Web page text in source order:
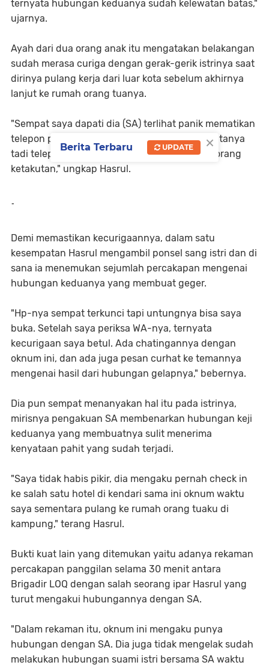
ternyata hubungan keduanya sudah kelewatan batas,"
ujarnya.
Ayah dari dua orang anak itu mengatakan belakangan
sudah merasa curiga dengan gerak-gerik istrinya saat
dirinya pulang kerja dari luar kota sebelum akhirnya
lanjut ke rumah orang tuanya.
"Sempat saya dapati dia (SA) terlihat panik mematikan
telepon pas saya masuk ke kamar. Waktu saya tanya
tadi telepon dari siapa, dia jawab tapi seperti orang
ketakutan," ungkap Hasrul.
-
Demi memastikan kecurigaannya, dalam satu
kesempatan Hasrul mengambil ponsel sang istri dan di
sana ia menemukan sejumlah percakapan mengenai
hubungan keduanya yang membuat geger.
"Hp-nya sempat terkunci tapi untungnya bisa saya
buka. Setelah saya periksa WA-nya, ternyata
kecurigaan saya betul. Ada chatingannya dengan
oknum ini, dan ada juga pesan curhat ke temannya
mengenai hasil dari hubungan gelapnya," bebernya.
Dia pun sempat menanyakan hal itu pada istrinya,
mirisnya pengakuan SA membenarkan hubungan keji
keduanya yang membuatnya sulit menerima
kenyataan pahit yang sudah terjadi.
"Saya tidak habis pikir, dia mengaku pernah check in
ke salah satu hotel di kendari sama ini oknum waktu
saya sementara pulang ke rumah orang tuaku di
kampung," terang Hasrul.
Bukti kuat lain yang ditemukan yaitu adanya rekaman
percakapan panggilan selama 30 menit antara
Brigadir LOQ dengan salah seorang ipar Hasrul yang
turut mengakui hubungannya dengan SA.
"Dalam rekaman itu, oknum ini mengaku punya
hubungan dengan SA. Dia juga tidak mengelak sudah
melakukan hubungan suami istri bersama SA waktu
×
Berita Terbaru UPDATE